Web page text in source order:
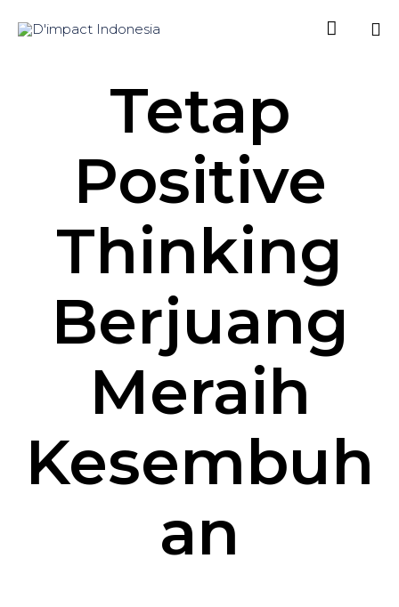

Tetap
Positive
Thinking
Berjuang
Meraih
Kesembuh
an